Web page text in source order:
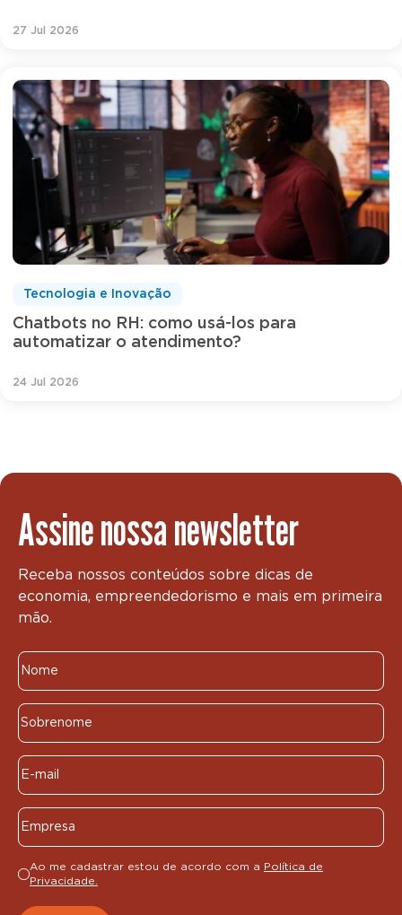
27 Jul 2026
Chatbots no RH: como usá-los para
automatizar o atendimento?
Tecnologia e Inovação
24 Jul 2026
Assine nossa newsletter
Receba nossos conteúdos sobre dicas de
economia, empreendedorismo e mais em primeira
mão.
Ao me cadastrar estou de acordo com a Política de
Privacidade.